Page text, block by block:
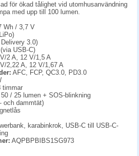
för ökad tålighet vid utomhusanvändning
med upp till 100 lumen.
Wh / 3,7 V
3.0)
USB-C)
2 A, 12 V/1,5 A
2,22 A, 12 V/1,67 A
AFC, FCP, QC3.0, PD3.0
timmar
/ 25 lumen + SOS-blinkning
och dammtät)
karabinkrok, USB-C till USB-C-
AQPBPBIBS1SG973